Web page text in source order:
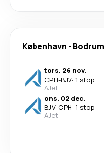
København - Bodrum
tors. 26 nov.
CPH-BJV· 1 stop
AJet
ons. 02 dec.
BJV-CPH· 1 stop
AJet